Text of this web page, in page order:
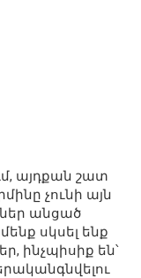
այդքան շատ
չունի այն
անցած
սկսել ենք
ինչպիսիք են՝